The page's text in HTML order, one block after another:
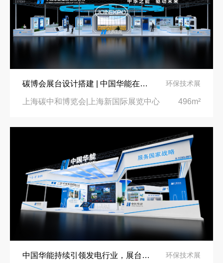
碳博会展台设计搭建 | 中国华能在上海碳博会展出最新科技 环保技术展
上海碳中和博览会|上海新国际展览中心 496m²
中国华能持续引领发电行业，展台设计还原企业实力 环保技术展
再获殊荣！中励展览荣获世界制药原料中国展可持续金奖
凝心聚力，逐浪盛夏｜中励展览 2026 年 7 月莫干山三日团建之旅圆满收官
实力获誉｜新加坡电信致信致谢，中励展览圆满交付2026 MWC项目
公司国外参展总结报告参考模板范文
埃及跨境展会搭建执行服务商｜扎根北非会展实地落地，拆解行业乱象，帮国内企业参展少踩 90% 的坑